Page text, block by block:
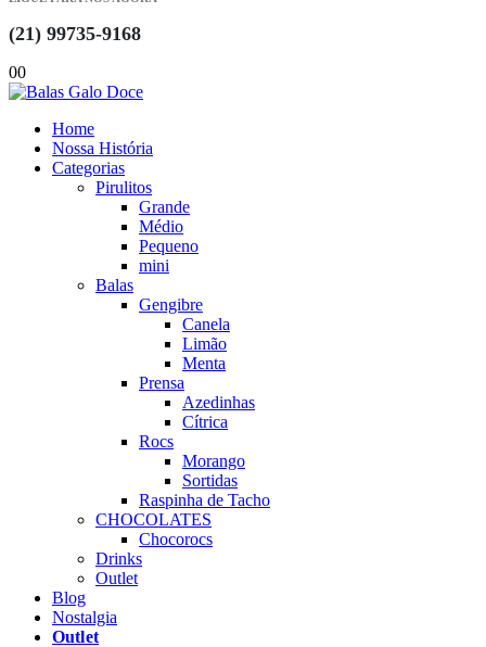
(21) 99735-9168
00
Home
Nossa História
Categorias
Pirulitos
Grande
Médio
Pequeno
mini
Balas
Gengibre
Canela
Limão
Menta
Prensa
Azedinhas
Cítrica
Rocs
Morango
Sortidas
Raspinha de Tacho
CHOCOLATES
Chocorocs
Drinks
Outlet
Blog
Nostalgia
Outlet